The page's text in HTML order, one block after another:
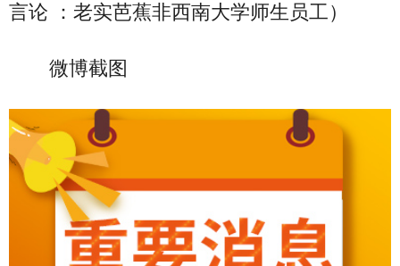
言论 ：老实芭蕉非西南大学师生员工）
微博截图